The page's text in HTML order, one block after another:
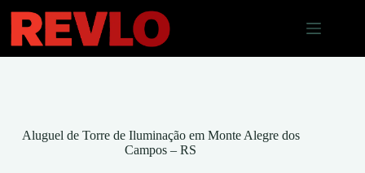
para
conteúdo
Aluguel de Torre de Iluminação em Monte Alegre dos
Campos – RS